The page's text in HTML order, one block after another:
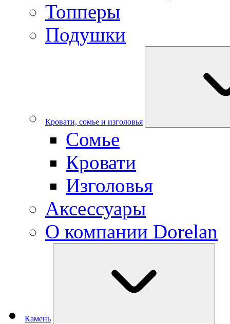
Топперы
Подушки
Кровати, сомье и изголовья
Сомье
Кровати
Изголовья
Аксессуары
О компании Dorelan
Камень